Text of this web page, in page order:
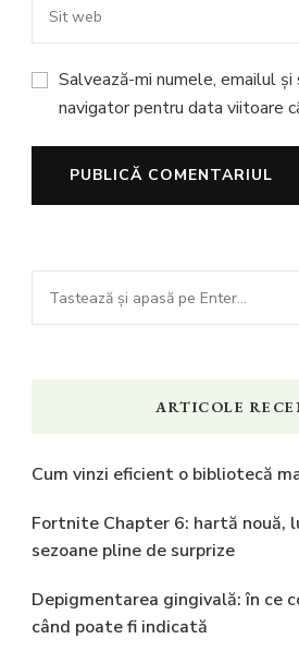
Salvează-mi numele, emailul
navigator pentru data viitoare
Cauți
ceva?
ARTICOLE
Cum vinzi eficient o bibliotecă
Fortnite Chapter 6: hartă nouă,
sezoane pline de surprize
Depigmentarea gingivală: în ce
când poate fi indicată